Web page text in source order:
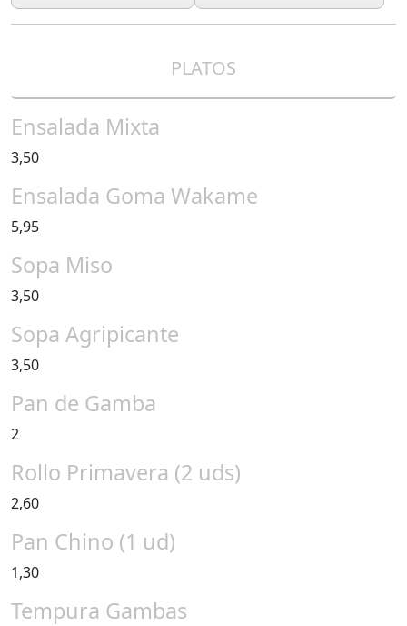
PLATOS
Ensalada Mixta
3,50
Ensalada Goma Wakame
5,95
Sopa Miso
3,50
Sopa Agripicante
3,50
Pan de Gamba
2
Rollo Primavera (2 uds)
2,60
Pan Chino (1 ud)
1,30
Tempura Gambas